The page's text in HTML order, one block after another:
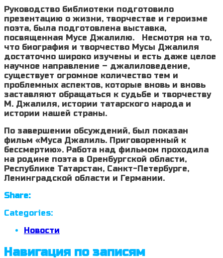
Руководство библиотеки подготовило
презентацию о жизни, творчестве и героизме
поэта, была подготовлена выставка,
посвященная Мусе Джалилю. Несмотря на то,
что биография и творчество Мусы Джалиля
достаточно широко изучены и есть даже целое
научное направление – джалиловедение,
существует огромное количество тем и
проблемных аспектов, которые вновь и вновь
заставляют обращаться к судьбе и творчеству
М. Джалиля, истории татарского народа и
истории нашей страны.
По завершении обсуждений, был показан
фильм «Муса Джалиль. Приговоренный к
бессмертию». Работа над фильмом проходила
на родине поэта в Оренбургской области,
Республике Татарстан, Санкт-Петербурге,
Ленинградской области и Германии.
Share:
Categories:
Новости
Навигация по записям